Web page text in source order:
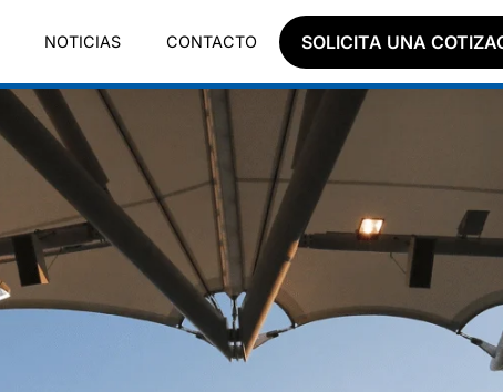
NOTICIAS CONTACTO SOLICITA UNA